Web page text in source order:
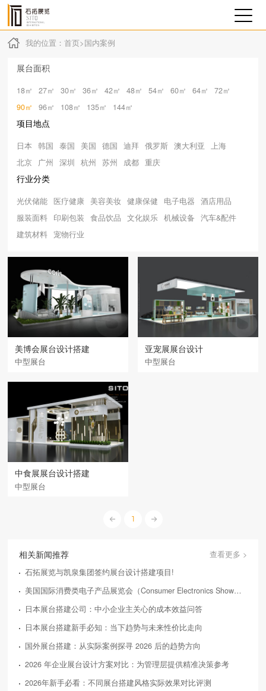
我的位置： 首页>国内案例
展台面积
18㎡ 27㎡ 30㎡ 36㎡ 42㎡ 48㎡ 54㎡ 60㎡ 64㎡
72㎡
90㎡
96㎡ 108㎡ 135㎡ 144㎡
项目地点
日本 韩国 泰国 美国 德国 迪拜 俄罗斯 澳大利亚
上海
北京
广州 深圳 杭州 苏州 成都 重庆
行业分类
光伏储能 医疗健康 美容美妆 健康保健 电子电器
酒店用品
服装面料
印刷包装 食品饮品 文化娱乐 机械设备
汽车&配件
建筑材料
宠物行业
美博会展台设计搭建
中型展台
亚宠展展台设计
中型展台
中食展展台设计搭建
中型展台
1
相关新闻推荐
查看更多 >
石拓展览与凯泉集团签约展台设计搭建项目!
美国国际消费类电子产品展览会（Consumer Electronics Show，简称CES）
日本展台搭建公司：中小企业主关心的成本效益问答
日本展台搭建新手必知：当下趋势与未来性价比走向
国外展台搭建：从实际案例探寻 2026 后的趋势方向
2026 年企业展台设计方案对比：为管理层提供精准决策参考
2026年新手必看：不同展台搭建风格实际效果对比评测